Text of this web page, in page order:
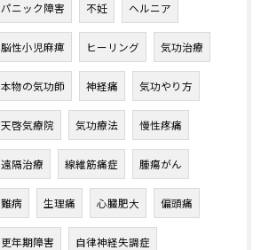
パニック障害 不妊 ヘルニア
脳性小児麻痺 ヒーリング 気功治療
本物の気功師 神経痛 気功やり方
天啓気療院 気功療法 慢性疼痛
遠隔治療 線維筋痛症 腫瘍がん
難病 生理痛 心臓肥大 偏頭痛
更年期障害 自律神経失調症